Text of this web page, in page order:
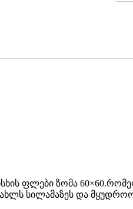
ფლები ზომა
სილამაზეს და